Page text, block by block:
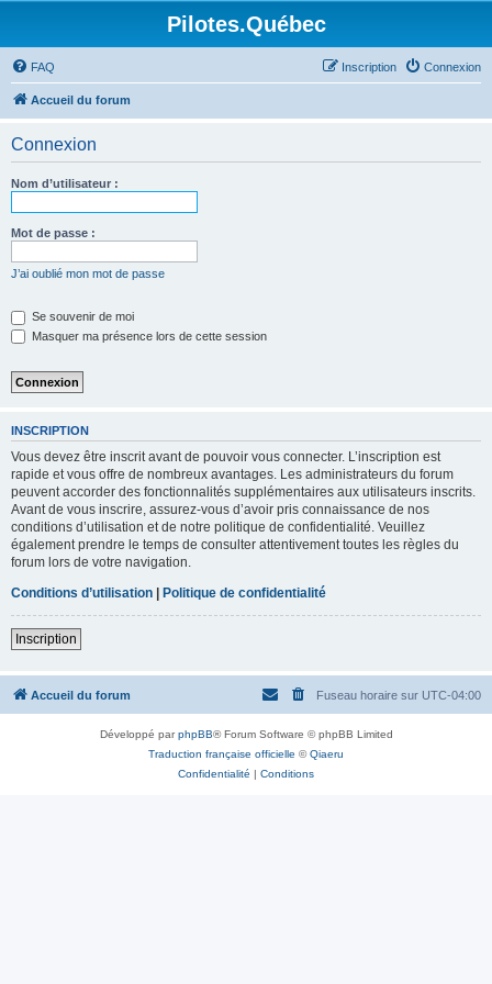
Pilotes.Québec
FAQ Connexion
Inscription
Accueil du forum
Connexion
Nom d’utilisateur :
Mot de passe :
J’ai oublié mon mot de passe
Se souvenir de moi
Masquer ma présence lors de cette session
INSCRIPTION
Vous devez être inscrit avant de pouvoir vous connecter. L’inscription est
rapide et vous offre de nombreux avantages. Les administrateurs du forum
peuvent accorder des fonctionnalités supplémentaires aux utilisateurs inscrits.
Avant de vous inscrire, assurez-vous d’avoir pris connaissance de nos
conditions d’utilisation et de notre politique de confidentialité. Veuillez
également prendre le temps de consulter attentivement toutes les règles du
forum lors de votre navigation.
Conditions d’utilisation | Politique de confidentialité
Inscription
Accueil du forum Fuseau horaire sur UTC-04:00
Développé parphpBB® Forum Software © phpBB Limited
Traduction française officielle ©Qiaeru
Confidentialité | Conditions